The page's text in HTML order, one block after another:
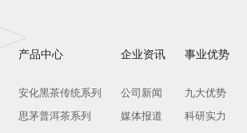
产品中心
安化黑茶传统系列
思茅普洱茶系列
企业资讯
公司新闻
媒体报道
事业优势
九大优势
科研实力